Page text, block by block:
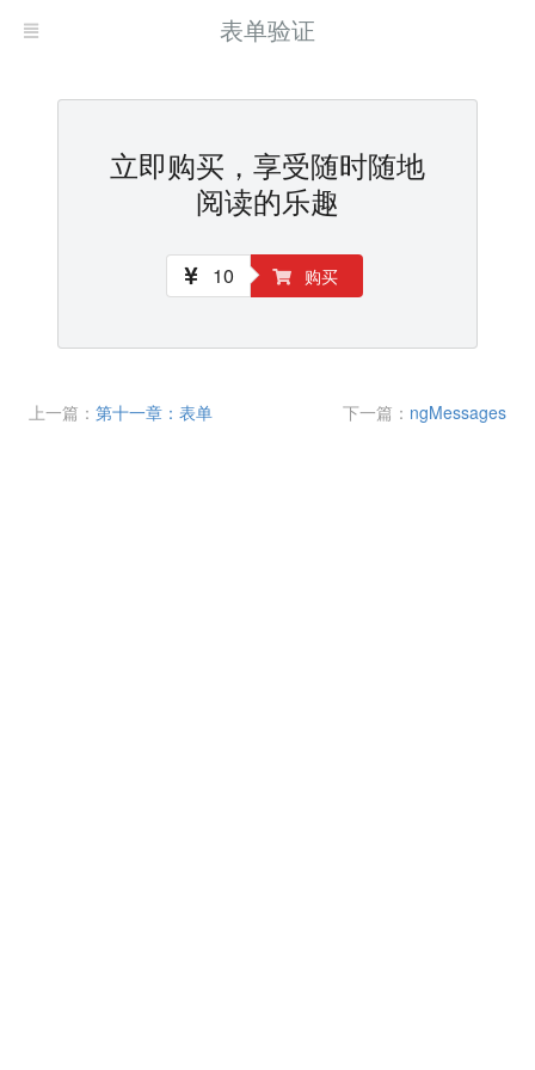
表单验证
立即购买，享受随时随地
阅读的乐趣
10 购买
上一篇： 第十一章：表单 下一篇： ngMessages